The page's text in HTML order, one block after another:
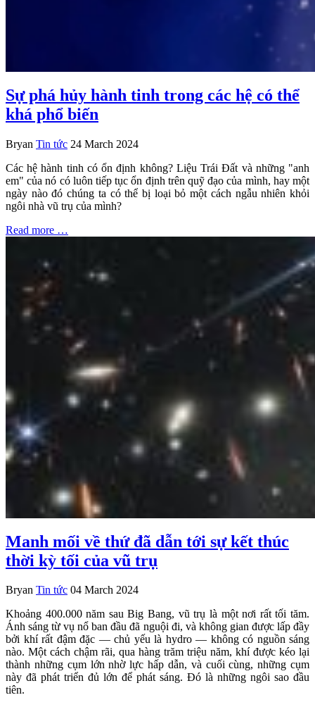
Sự phá hủy hành tinh trong các hệ có thể
khá phổ biến
Bryan Tin tức 24 March 2024
Các hệ hành tinh có ổn định không? Liệu Trái Đất và những "anh
em" của nó có luôn tiếp tục ổn định trên quỹ đạo của mình, hay một
ngày nào đó chúng ta có thể bị loại bỏ một cách ngẫu nhiên khỏi
ngôi nhà vũ trụ của mình?
Read more …
Manh mối về thứ đã dẫn tới sự kết thúc
thời kỳ tối của vũ trụ
Bryan Tin tức 04 March 2024
Khoảng 400.000 năm sau Big Bang, vũ trụ là một nơi rất tối tăm.
Ánh sáng từ vụ nổ ban đầu đã nguội đi, và không gian được lấp đầy
bởi khí rất đậm đặc — chủ yếu là hydro — không có nguồn sáng
nào. Một cách chậm rãi, qua hàng trăm triệu năm, khí được kéo lại
thành những cụm lớn nhờ lực hấp dẫn, và cuối cùng, những cụm
này đã phát triển đủ lớn để phát sáng. Đó là những ngôi sao đầu
tiên.